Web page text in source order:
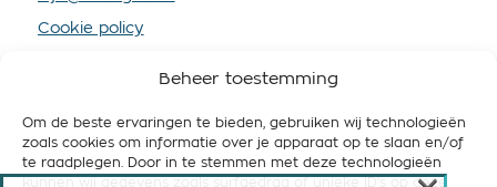
Beheer toestemming
Om de beste ervaringen te bieden, gebruiken wij technologieën
zoals cookies om informatie over je apparaat op te slaan en/of
te raadplegen. Door in te stemmen met deze technologieën
kunnen wij gegevens zoals surfgedrag of unieke ID's op deze
Cookie policy